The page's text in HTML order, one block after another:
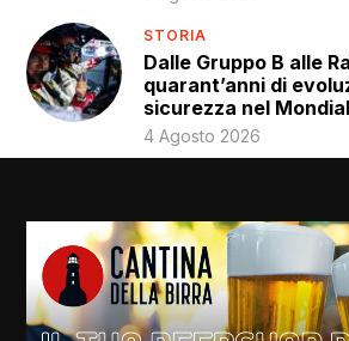
STORIA
Dalle Gruppo B alle
quarant’anni di
sicurezza nel
4 Agosto 2026